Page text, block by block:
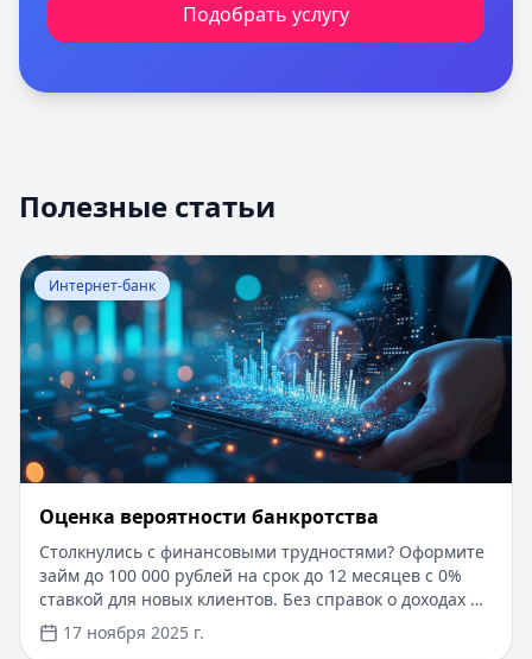
Подобрать услугу
Полезные статьи
Перейти к статье:Оценка вероятности банкротства
Интернет-банк
Оценка вероятности банкротства
Столкнулись с финансовыми трудностями? Оформите
займ до 100 000 рублей на срок до 12 месяцев с 0%
ставкой для новых клиентов. Без справок о доходах и
документов — решение за 5 минут. Получите деньги
быстро и прозрачно через проверенные сервисы.
17 ноября 2025 г.